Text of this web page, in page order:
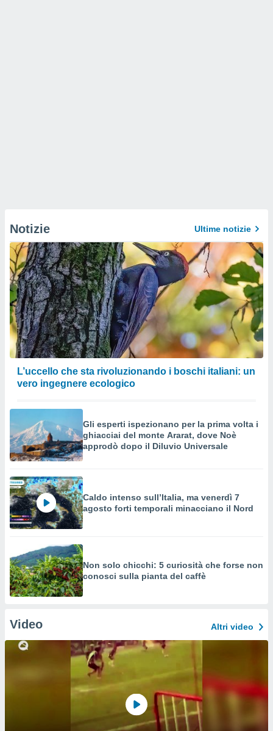
Notizie Ultime notizie
L’uccello che sta rivoluzionando i boschi italiani: un
vero ingegnere ecologico
Gli esperti ispezionano per la prima volta i
ghiacciai del monte Ararat, dove Noè
approdò dopo il Diluvio Universale
Caldo intenso sull’Italia, ma venerdì 7
agosto forti temporali minacciano il Nord
Non solo chicchi: 5 curiosità che forse non
conosci sulla pianta del caffè
Video Altri video